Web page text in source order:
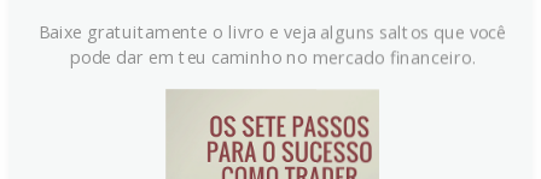
Fed: Mudança de Postura de
Warsh e Perspectiva do Dólar –
Commerzbank
Baixe gratuitamente o livro e veja alguns saltos que você
pode dar em teu caminho no mercado financeiro.